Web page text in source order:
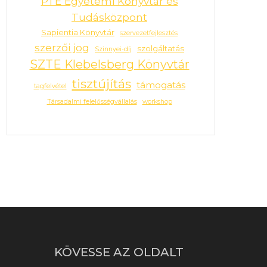
Tudásközpont
Sapientia Könyvtár szervezetfejlesztés
szerzői jog Szinnyei-díj szolgáltatás
SZTE Klebelsberg Könyvtár
tagfelvétel tisztújítás támogatás
Társadalmi felelősségvállalás workshop
KÖVESSE AZ OLDALT